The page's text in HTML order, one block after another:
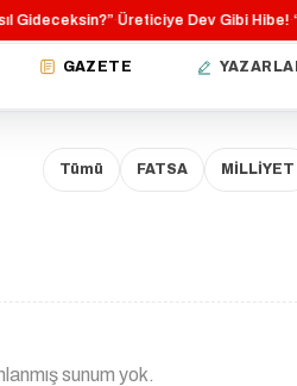
Gideceksin?”·Üreticiye Dev Gibi Hibe!·
GAZETE
Tümü FATSA MİLLİYET
sunum yok.